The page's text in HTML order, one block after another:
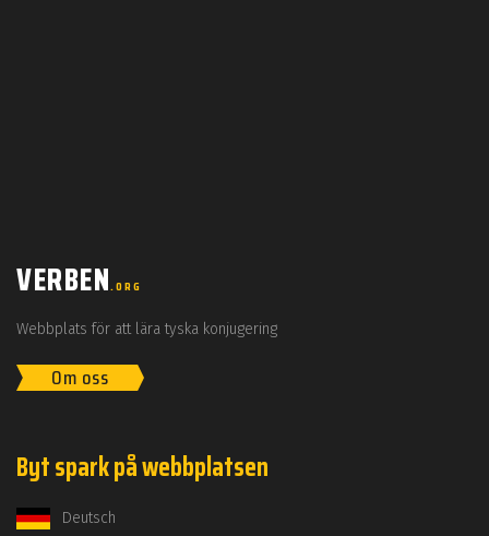
VERBEN.ORG
Webbplats för att lära tyska konjugering
Om oss
Byt spark på webbplatsen
Deutsch